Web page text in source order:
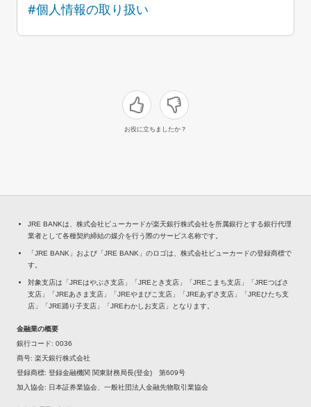
#個人情報の取り扱い
お役に立ちましたか？
JRE BANKは、株式会社ビューカードが楽天銀行株式会社を所属銀行とする銀行代理
業者として各種契約締結の媒介を行う際のサービス名称です。
「JRE BANK」および「JRE BANK」のロゴは、株式会社ビューカードの登録商標で
す。
対象支店は「JREはやぶさ支店」「JREとき支店」「JREこまち支店」「JREつばさ
支店」「JREあさま支店」「JREやまびこ支店」「JREあずさ支店」「JREひたち支
店」「JRE踊り子支店」「JREわかしお支店」となります。
金融業の概要
銀行コード
0036
商号 楽天銀行株式会社
登録商標 登録金融機関 関東財務局長(登金) 第609号
加入協会
日本証券業協会、一般社団法人金融先物取引業協会